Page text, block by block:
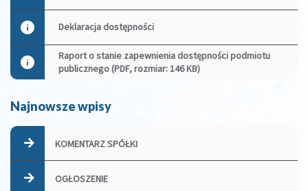
Deklaracja dostępności
Raport o stanie zapewnienia dostępności podmiotu
publicznego (PDF, rozmiar: 146 KB)
Najnowsze wpisy
KOMENTARZ SPÓŁKI
OGŁOSZENIE